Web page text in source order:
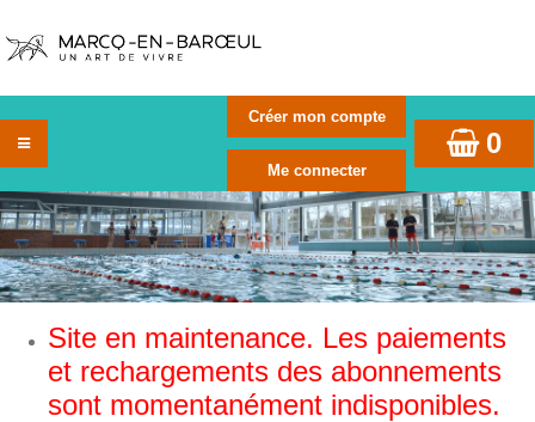
0
Site en maintenance. Les paiements
et rechargements des abonnements
sont momentanément indisponibles.